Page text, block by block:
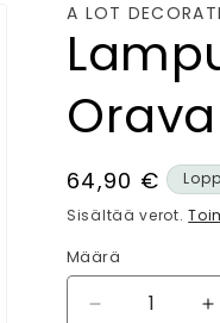
A LOT
Orava
64,90 €
Sisältää verot.
Määrä
Määrä
Vähennä